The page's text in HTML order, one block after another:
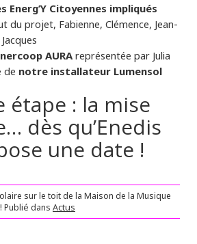
Energ’Y Citoyennes impliqués
du projet, Fabienne, Clémence, Jean-
AURAreprésentée par Julia
de notre installateur Lumensol
étape : la mise
dès qu’Enedis
une date !
sur le toit de la Maison de la Musique
Publié dans Actus